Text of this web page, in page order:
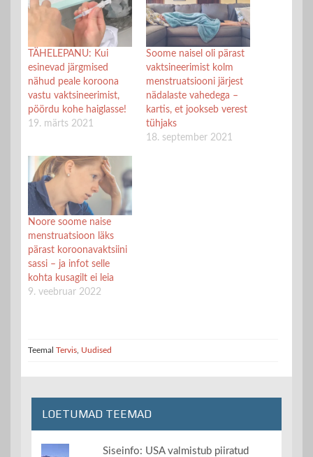
TÄHELEPANU: Kui
esinevad järgmised
nähud peale koroona
vastu vaktsineerimist,
pöördu kohe haiglasse!
19. märts 2021
Soome naisel oli pärast
vaktsineerimist kolm
menstruatsiooni järjest
nädalaste vahedega –
kartis, et jookseb verest
tühjaks
18. september 2021
Noore soome naise
menstruatsioon läks
pärast koroonavaktsiini
sassi – ja infot selle
kohta kusagilt ei leia
9. veebruar 2022
Teemal Tervis Uudised
LOETUMAD TEEMAD
Siseinfo: USA valmistub piiratud